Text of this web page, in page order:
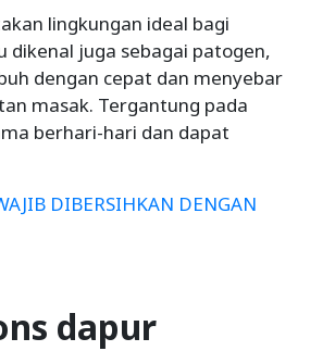
lingkungan ideal bagi
juga sebagai patogen,
dengan cepat dan menyebar
masak. Tergantung pada
berhari-hari dan dapat
DIBERSIHKAN DENGAN
dapur